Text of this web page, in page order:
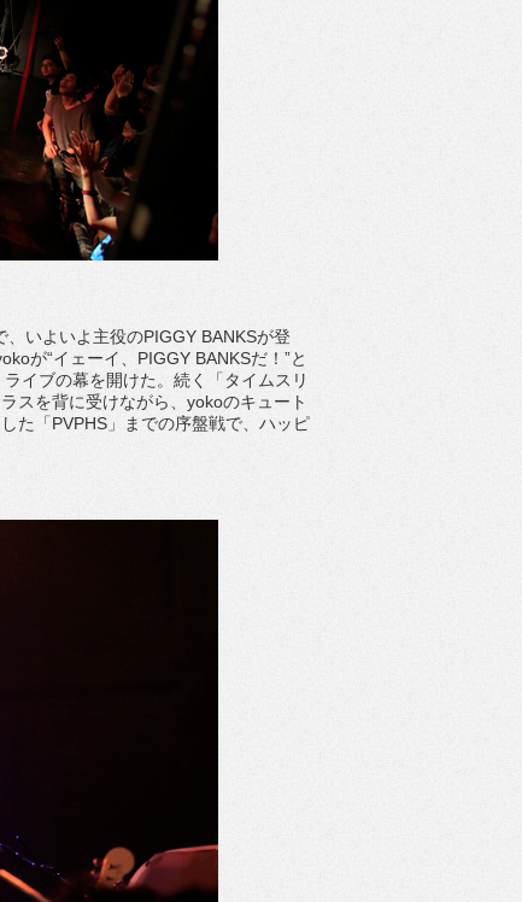
いよいよ主役のPIGGY BANKSが登
が“イェーイ、PIGGY BANKSだ！”と
イブの幕を開けた。続く「タイムスリ
スを背に受けながら、yokoのキュート
た「PVPHS」までの序盤戦で、ハッピ